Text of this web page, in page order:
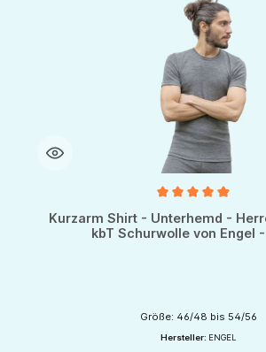
Durchschnittliche Bewertung von 5 von
Kurzarm Shirt - Unterhemd -
kbT Schurwolle von Engel -
Größe: 46/48 bis 54/56
Hersteller: ENGEL